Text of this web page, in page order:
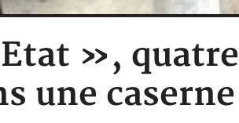
», quatre
une caserne